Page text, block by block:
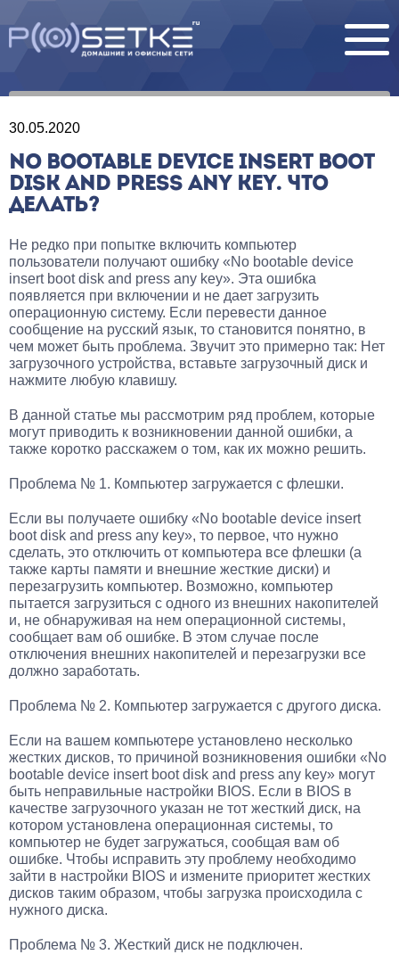
30.05.2020
NO BOOTABLE DEVICE INSERT BOOT
DISK AND PRESS ANY KEY. ЧТО
ДЕЛАТЬ?
Не редко при попытке включить компьютер
пользователи получают ошибку «No bootable device
insert boot disk and press any key». Эта ошибка
появляется при включении и не дает загрузить
операционную систему. Если перевести данное
сообщение на русский язык, то становится понятно, в
чем может быть проблема. Звучит это примерно так: Нет
загрузочного устройства, вставьте загрузочный диск и
нажмите любую клавишу.
В данной статье мы рассмотрим ряд проблем, которые
могут приводить к возникновении данной ошибки, а
также коротко расскажем о том, как их можно решить.
Проблема № 1. Компьютер загружается с флешки.
Если вы получаете ошибку «No bootable device insert
boot disk and press any key», то первое, что нужно
сделать, это отключить от компьютера все флешки (а
также карты памяти и внешние жесткие диски) и
перезагрузить компьютер. Возможно, компьютер
пытается загрузиться с одного из внешних накопителей
и, не обнаруживая на нем операционной системы,
сообщает вам об ошибке. В этом случае после
отключения внешних накопителей и перезагрузки все
должно заработать.
Проблема № 2. Компьютер загружается с другого диска.
Если на вашем компьютере установлено несколько
жестких дисков, то причиной возникновения ошибки «No
bootable device insert boot disk and press any key» могут
быть неправильные настройки BIOS. Если в BIOS в
качестве загрузочного указан не тот жесткий диск, на
котором установлена операционная системы, то
компьютер не будет загружаться, сообщая вам об
ошибке. Чтобы исправить эту проблему необходимо
зайти в настройки BIOS и измените приоритет жестких
дисков таким образом, чтобы загрузка происходила с
нужного диска.
Проблема № 3. Жесткий диск не подключен.